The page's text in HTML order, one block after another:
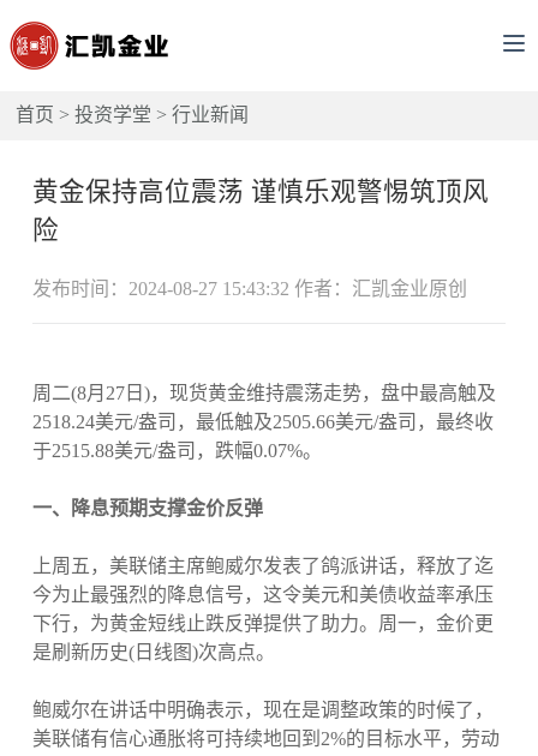
首页 >投资学堂 >行业新闻
黄金保持高位震荡 谨慎乐观警惕筑顶风
险
发布时间：2024-08-27 15:43:32 作者：汇凯金业原创
周二(8月27日)，现货黄金维持震荡走势，盘中最高触及
2518.24美元/盎司，最低触及2505.66美元/盎司，最终收
于2515.88美元/盎司，跌幅0.07%。
一、降息预期支撑金价反弹
上周五，美联储主席鲍威尔发表了鸽派讲话，释放了迄
今为止最强烈的降息信号，这令美元和美债收益率承压
下行，为黄金短线止跌反弹提供了助力。周一，金价更
是刷新历史(日线图)次高点。
鲍威尔在讲话中明确表示，现在是调整政策的时候了，
美联储有信心通胀将可持续地回到2%的目标水平，劳动